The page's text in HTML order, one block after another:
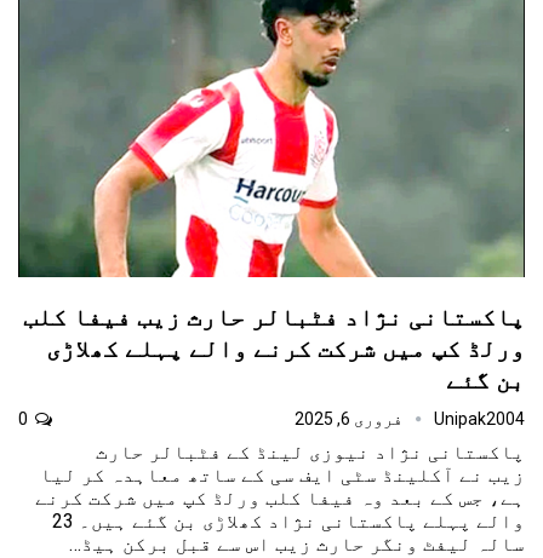
پاکستانی نژاد فٹبالر حارث زیب فیفا کلب
ورلڈ کپ میں شرکت کرنے والے پہلے کھلاڑی
بن گئے
Unipak2004 فروری 6, 2025
پاکستانی نژاد نیوزی لینڈ کے فٹبالر حارث
زیب نے آکلینڈ سٹی ایف سی کے ساتھ معاہدہ کر لیا
ہے، جس کے بعد وہ فیفا کلب ورلڈ کپ میں شرکت کرنے
والے پہلے پاکستانی نژاد کھلاڑی بن گئے ہیں۔ 23
سالہ لیفٹ ونگر حارث زیب اس سے قبل برکن ہیڈ…